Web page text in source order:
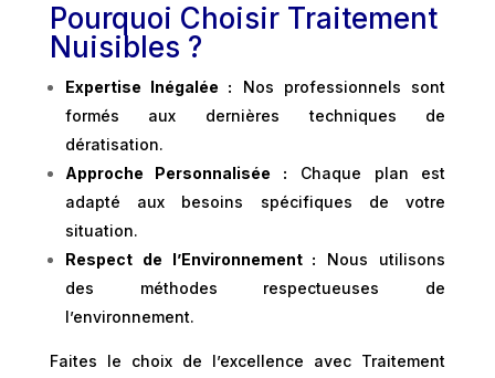
Pourquoi Choisir Traitement
Nuisibles ?
Expertise Inégalée : Nos professionnels sont
formés aux dernières techniques de
dératisation.
Approche Personnalisée : Chaque plan est
adapté aux besoins spécifiques de votre
situation.
Respect de l’Environnement : Nous utilisons
des méthodes respectueuses de
l’environnement.
Faites le choix de l’excellence avec Traitement